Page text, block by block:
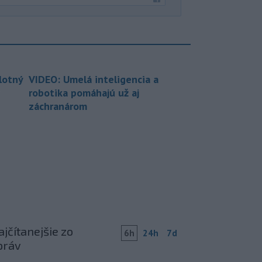
VIDEO: Umelá inteligencia a
robotika pomáhajú už aj
záchranárom
zo
6h 24h 7d